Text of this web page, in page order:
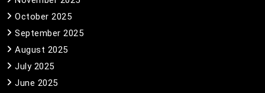
October 2025
September 2025
August 2025
July 2025
June 2025